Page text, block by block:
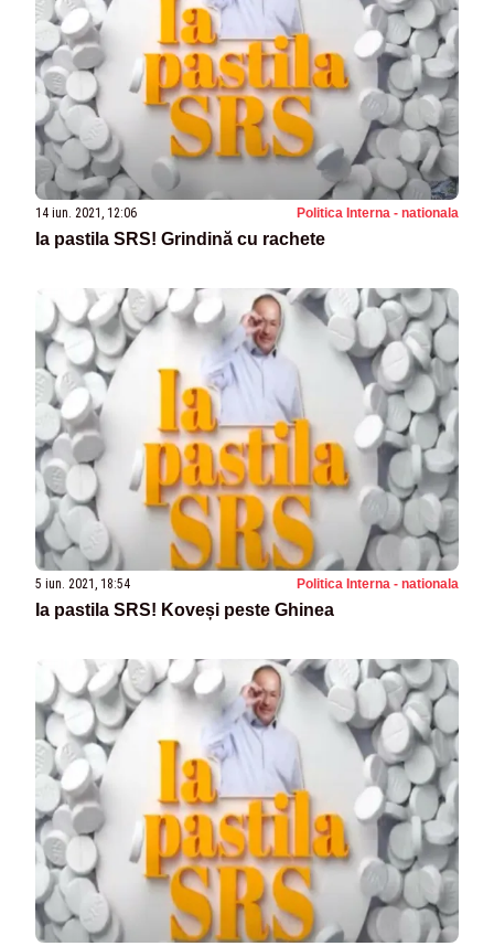
14 iun. 2021, 12:06 Politica Interna - nationala
Ia pastila SRS! Grindină cu rachete
5 iun. 2021, 18:54 Politica Interna - nationala
Ia pastila SRS! Koveși peste Ghinea